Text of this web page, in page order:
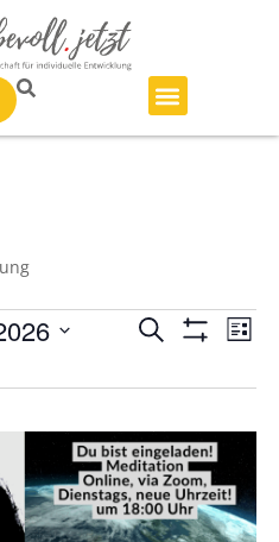
Suche
und
SUCHE LISTE